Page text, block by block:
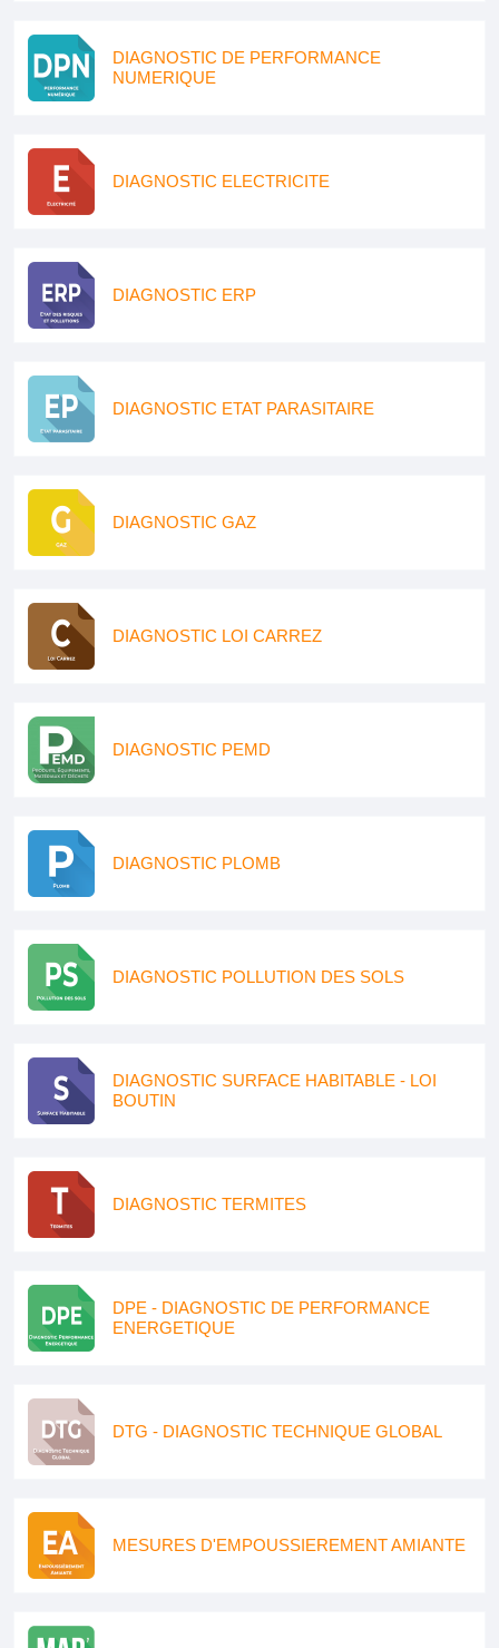
DIAGNOSTIC DE PERFORMANCE
NUMERIQUE
DIAGNOSTIC ELECTRICITE
DIAGNOSTIC ERP
DIAGNOSTIC ETAT PARASITAIRE
DIAGNOSTIC GAZ
DIAGNOSTIC LOI CARREZ
DIAGNOSTIC PEMD
DIAGNOSTIC PLOMB
DIAGNOSTIC POLLUTION DES SOLS
DIAGNOSTIC SURFACE HABITABLE - LOI
BOUTIN
DIAGNOSTIC TERMITES
DPE - DIAGNOSTIC DE PERFORMANCE
ENERGETIQUE
DTG - DIAGNOSTIC TECHNIQUE GLOBAL
MESURES D'EMPOUSSIEREMENT AMIANTE